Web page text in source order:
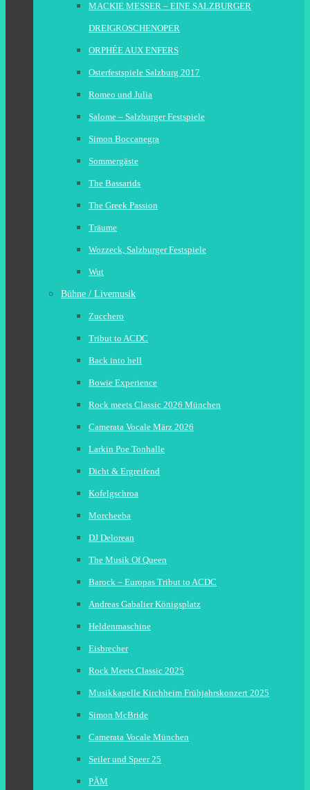
MACKIE MESSER – EINE SALZBURGER
DREIGROSCHENOPER
ORPHÉE AUX ENFERS
Osterfestspiele Salzburg 2017
Romeo und Julia
Salome – Salzburger Festspiele
Simon Boccanegra
Sommergäste
The Bassarids
The Greek Passion
Träume
Wozzeck, Salzburger Festspiele
Wut
Bühne / Livemusik
Zucchero
Tribut to ACDC
Back into hell
Bowie Experience
Rock meets Classic 2026 München
Camerata Vocale März 2026
Larkin Poe Tonhalle
Dicht & Ergreifend
Kofelgschroa
Morcheeba
DJ Delorean
The Musik Of Queen
Barock – Europas Tribut to ACDC
Andreas Gabalier Königsplatz
Heldenmaschine
Eisbrecher
Rock Meets Classic 2025
Musikkapelle Kirchheim Frühjahrskonzert 2025
Simon McBride
Camerata Vocale München
Seiler und Speer 25
PÄM